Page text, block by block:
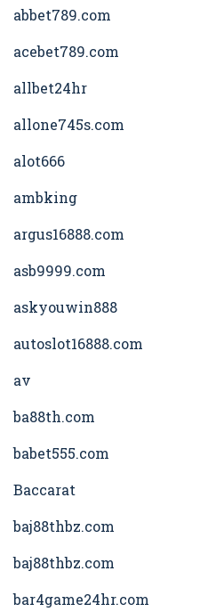
abbet789.com
acebet789.com
allbet24hr
allone745s.com
alot666
ambking
argus16888.com
asb9999.com
askyouwin888
autoslot16888.com
av
ba88th.com
babet555.com
Baccarat
baj88thbz.com
baj88thbz.com
bar4game24hr.com